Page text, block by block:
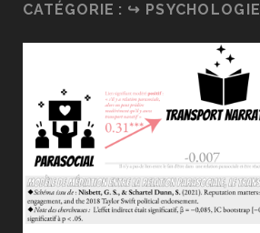
CATÉGORIE : ↪ PSYCHOLOGIE